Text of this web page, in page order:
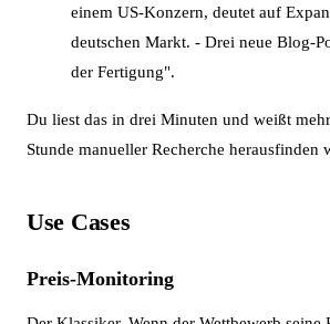
einem US-Konzern, deutet auf
deutschen Markt. - Drei neue Blog-
der Fertigung".
Du liest das in drei Minuten und weißt
Stunde manueller Recherche herausfinden
Use Cases
Preis-Monitoring